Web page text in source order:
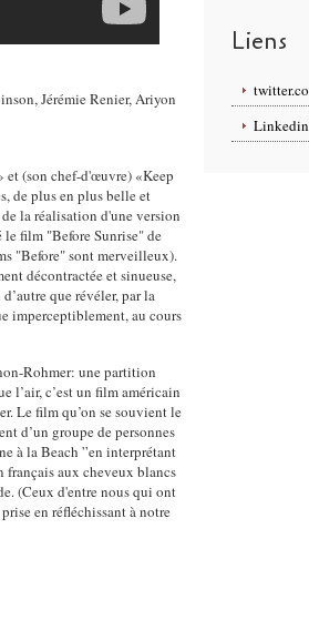
Jérémie Renier, Ariyon
et (son chef-d'œuvre) «Keep
de plus en plus belle et
la réalisation d'une version
le film "Before Sunrise" de
"Before" sont merveilleux).
décontractée et sinueuse,
que révéler, par la
imperceptiblement, au cours
Rohmer: une partition
l’air, c’est un film américain
Le film qu’on se souvient le
d’un groupe de personnes
à la Beach ”en interprétant
français aux cheveux blancs
(Ceux d'entre nous qui ont
en réfléchissant à notre
Liens